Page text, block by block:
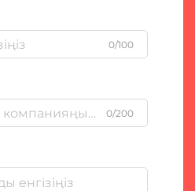
0/100
0/200